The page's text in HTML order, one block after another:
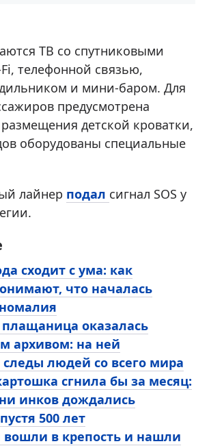
ТВ со спутниковыми
телефонной связью,
и мини-баром. Для
предусмотрена
детской кроватки,
оборудованы специальные
лайнер подал сигнал SOS у
сходит с ума: как
что началась
плащаница оказалась
архивом: на ней
следы людей со всего мира
сгнила бы за месяц:
инков дождались
500 лет
вошли в крепость и нашли